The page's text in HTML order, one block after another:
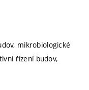
mikrobiologické
řízení budov,